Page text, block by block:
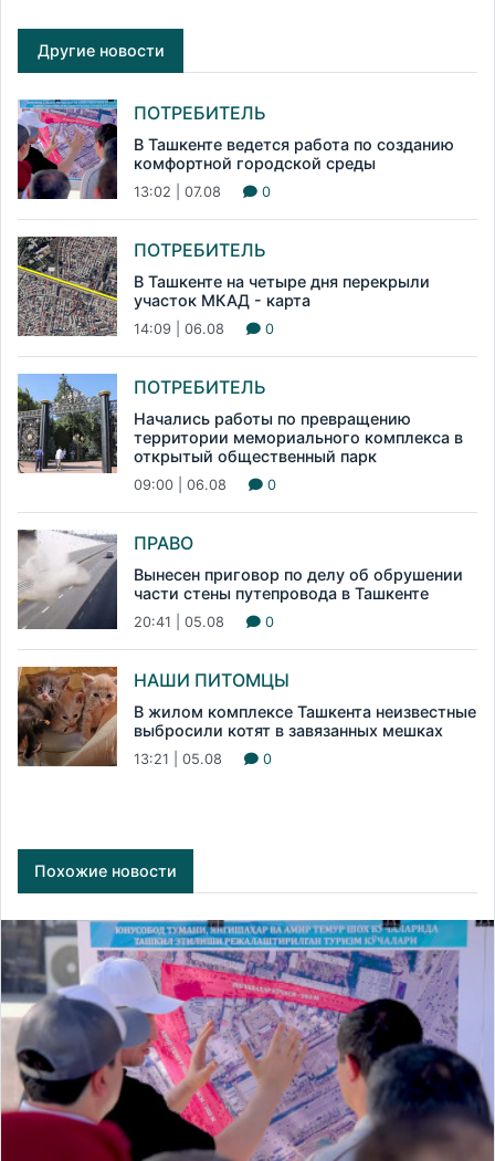
Другие новости
ПОТРЕБИТЕЛЬ
В Ташкенте ведется работа по созданию
комфортной городской среды
13:02 | 07.08 0
ПОТРЕБИТЕЛЬ
В Ташкенте на четыре дня перекрыли
участок МКАД - карта
14:09 | 06.08 0
ПОТРЕБИТЕЛЬ
Начались работы по превращению
территории мемориального комплекса в
открытый общественный парк
09:00 | 06.08 0
ПРАВО
Вынесен приговор по делу об обрушении
части стены путепровода в Ташкенте
20:41 | 05.08 0
НАШИ ПИТОМЦЫ
В жилом комплексе Ташкента неизвестные
выбросили котят в завязанных мешках
13:21 | 05.08 0
Похожие новости